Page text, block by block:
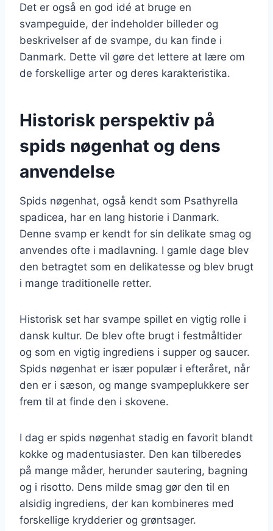
Det er også en god idé at bruge en
svampeguide, der indeholder billeder og
beskrivelser af de svampe, du kan finde i
Danmark. Dette vil gøre det lettere at lære om
de forskellige arter og deres karakteristika.
Historisk perspektiv på
spids nøgenhat og dens
anvendelse
Spids nøgenhat, også kendt som Psathyrella
spadicea, har en lang historie i Danmark.
Denne svamp er kendt for sin delikate smag og
anvendes ofte i madlavning. I gamle dage blev
den betragtet som en delikatesse og blev brugt
i mange traditionelle retter.
Historisk set har svampe spillet en vigtig rolle i
dansk kultur. De blev ofte brugt i festmåltider
og som en vigtig ingrediens i supper og saucer.
Spids nøgenhat er især populær i efteråret, når
den er i sæson, og mange svampeplukkere ser
frem til at finde den i skovene.
I dag er spids nøgenhat stadig en favorit blandt
kokke og madentusiaster. Den kan tilberedes
på mange måder, herunder sautering, bagning
og i risotto. Dens milde smag gør den til en
alsidig ingrediens, der kan kombineres med
forskellige krydderier og grøntsager.